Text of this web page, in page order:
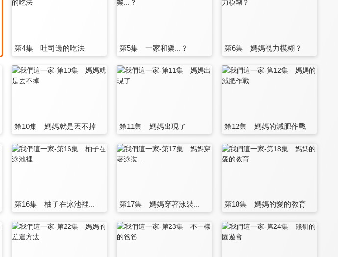
第4集 吐司邊的吃法 第5集 一家和樂...？ 第6集 媽媽視力模糊？
第10集 媽媽就是丟不掉 第11集 媽媽出現了 第12集 媽媽的減肥作戰
第16集 柚子在泳池裡... 第17集 媽媽穿著泳裝... 第18集 媽媽的愛的教育